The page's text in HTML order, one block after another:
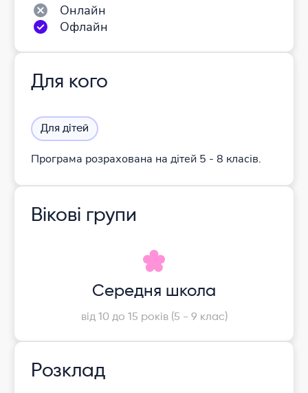
Онлайн
Офлайн
Для кого
Для дітей
Програма розрахована на дітей 5 - 8 класів.
Вікові групи
Середня школа
від 10 до 15 років (5 - 9 клас)
Розклад